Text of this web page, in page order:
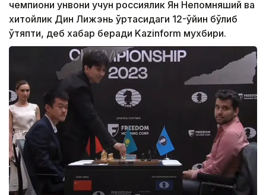
чемпиони унвони учун россиялик Ян Непомняший ва
хитойлик Дин Лижэнь ўртасидаги 12-ўйин бўлиб
ўтяпти, деб хабар беради Kazinform мухбири.